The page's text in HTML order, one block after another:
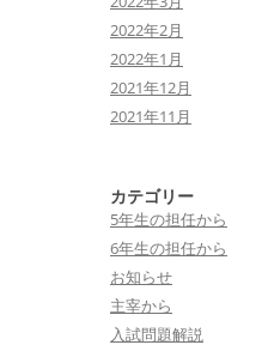
2022年2月
2022年1月
2021年12月
2021年11月
カテゴリー
5年生の担任から
6年生の担任から
お知らせ
主宰から
入試問題解説